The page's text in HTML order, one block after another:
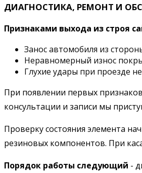
ДИАГНОСТИКА, РЕМОНТ И
Признаками выхода из строя
Занос автомобиля из
Неравномерный износ
Глухие удары при проезде
При появлении первых
консультации и записи мы
Проверку состояния элемента
резиновых компонентов. При
Порядок работы следующий -